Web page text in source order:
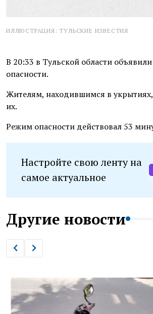
ИЛЛЮСТРАЦИЯ: ТУЛЬСКИЕ ИЗВЕСТИЯ
В 20:33 в Тульской области
опасности.
Жителям, находившимся в
их.
Режим опасности действовал 53
Настройте свою ленту на
самое актуальное
Другие новости